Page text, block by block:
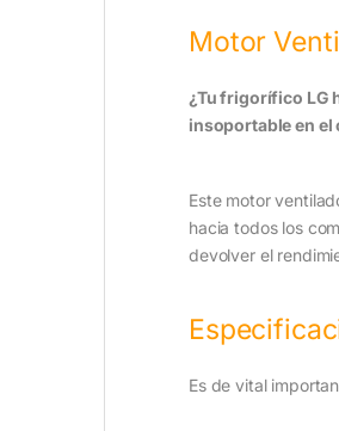
Motor
¿Tu frigorífico LG
insoportable en el
Este motor
hacia todos los
devolver el
Es de vital